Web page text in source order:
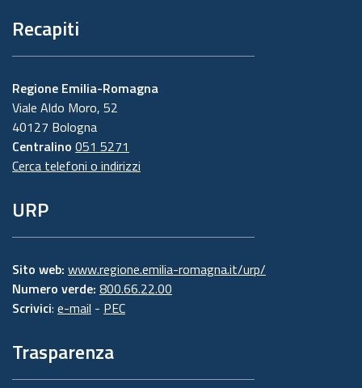
Recapiti
Regione Emilia-Romagna
Viale Aldo Moro, 52
40127 Bologna
Centralino 051 5271
Cerca telefoni o indirizzi
URP
Sito web: www.regione.emilia-romagna.it/urp/
Numero verde: 800.66.22.00
Scrivici: e-mail - PEC
Trasparenza